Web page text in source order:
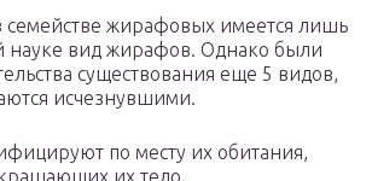
семействе жирафовых имеется лишь
науке вид жирафов. Однако были
существования еще 5 видов,
исчезнувшими.
по месту их обитания,
их тело.